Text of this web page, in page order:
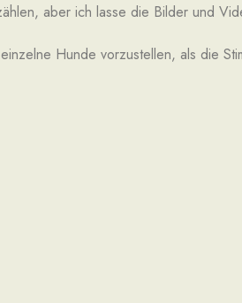
aber ich lasse die Bilder und
Hunde vorzustellen, als die